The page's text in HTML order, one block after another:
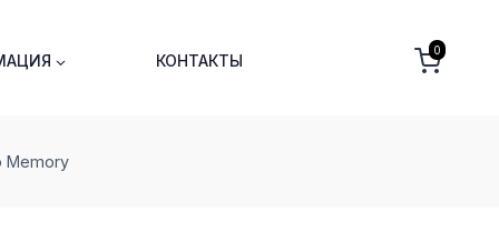
КОНТАКТЫ
0
Memory